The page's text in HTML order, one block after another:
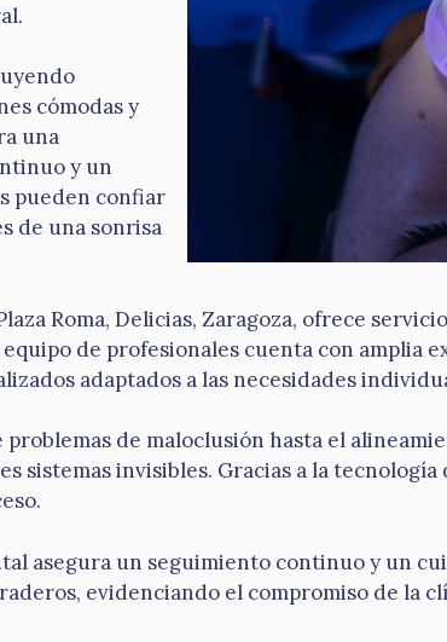
cómodas y
una
y un
pueden confiar
de una sonrisa
Roma, Delicias, Zaragoza, ofrece
de profesionales cuenta con amplia
adaptados a las necesidades
de maloclusión hasta el
sistemas invisibles. Gracias a la
asegura un seguimiento continuo y un
evidenciando el compromiso de la